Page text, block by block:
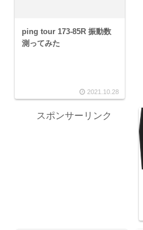
ping tour 173-85R 振動数
測ってみた
2021.10.28
スポンサーリンク